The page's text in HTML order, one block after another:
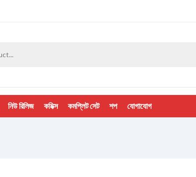
নিউ রিলিজ কমিক্স কমপ্লিট সেট শপ যোগাযোগ